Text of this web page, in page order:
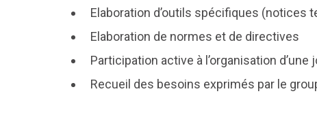
Elaboration d’outils spécifiques (notices
Elaboration de normes et de directives
Participation active à l’organisation
Recueil des besoins exprimés par le